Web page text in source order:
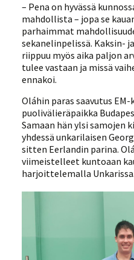
– Pena on hyvässä
mahdollista – jopa se
parhaimmat
sekanelinpelissä. Kaksin-
riippuu myös aika paljon
tulee vastaan ja missä
ennakoi.
Oláhin paras saavutus
puolivälieräpaikka
Samaan hän ylsi samojen
yhdessä unkarilaisen
sitten Eerlandin parina.
viimeistelleet kuntoaan
harjoittelemalla Unkarissa.